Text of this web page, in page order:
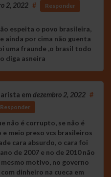
2, 2022 # Responder
espeita o povo brasileira,
ainda por cima não guenta
uma fraunde ,o brasil todo
diga asneira
em dezembro 2, 2022 #
Responder
não é corrupto, se não é
meio preso vcs brasileiros
cara absurdo, o cara foi
de 2007 e no de 2010 não
motivo, no governo
dinheiro na cueca em